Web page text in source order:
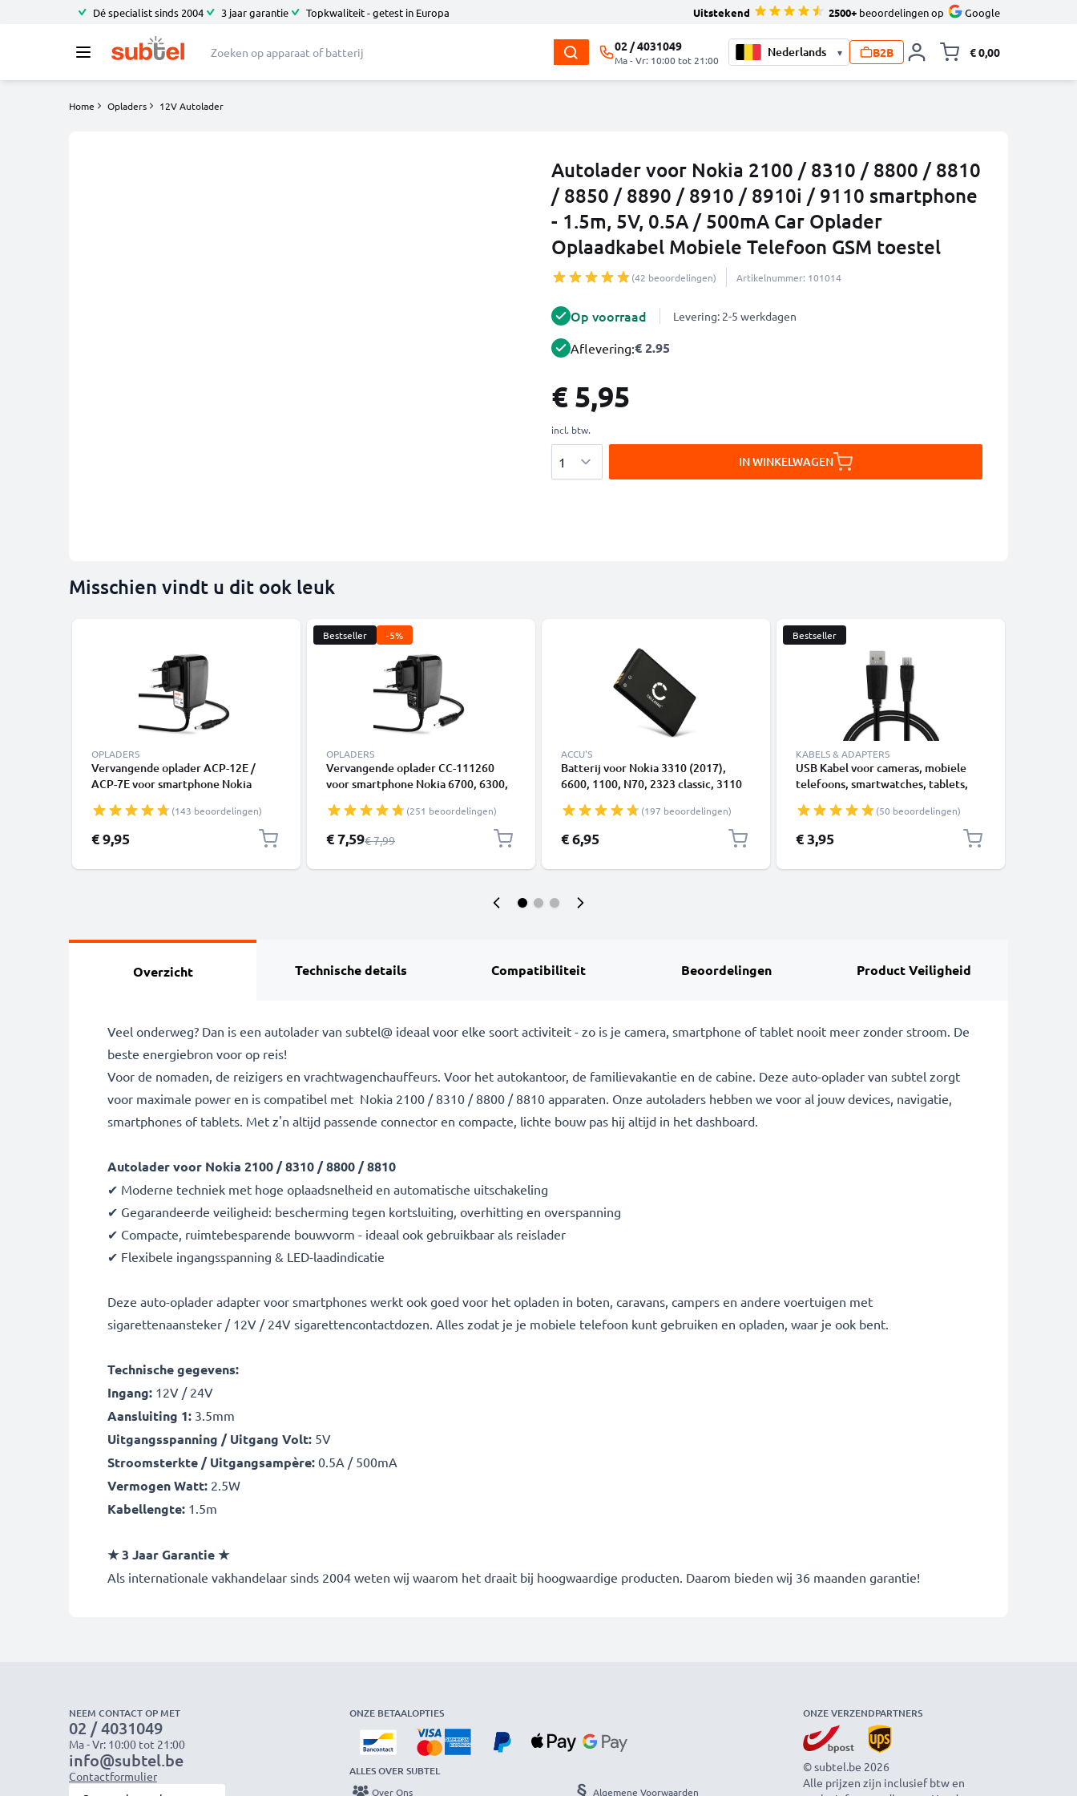
Dé specialist sinds 2004 3 jaar garantie Topkwaliteit - getest in Europa Uitstekend 2500+ beoordelingen op Google
02 / 4031049
Ma - Vr: 10:00 tot 21:00
▾ B2B € 0,00
Home Opladers 12V Autolader
Autolader voor Nokia 2100 / 8310 / 8800 / 8810
/ 8850 / 8890 / 8910 / 8910i / 9110 smartphone
- 1.5m, 5V, 0.5A / 500mA Car Oplader
Oplaadkabel Mobiele Telefoon GSM toestel
(42 beoordelingen) Artikelnummer: 101014
Op voorraad Levering: 2-5 werkdagen
Aflevering:€ 2.95
€ 5,95
incl. btw.
IN WINKELWAGEN
Misschien vindt u dit ook leuk
OPLADERS
Vervangende oplader ACP-12E /
ACP-7E voor smartphone Nokia
6210, 6230, 6310, 6310i, 8210, 8310,
8810, 8850 Camera charger 0.5A /
500mA oplaadstation 1.4m
(143 beoordelingen)
€ 9,95
Bestseller -5%
OPLADERS
Vervangende oplader CC-111260
voor smartphone Nokia 6700, 6300,
3110, E90, E72, E71, N73, N70, N8
Camera charger 0.5A / 500mA
oplaadstation 1.10m
(251 beoordelingen)
Speciale prijs
€ 7,59Normale prijs
€ 7,99
ACCU'S
Batterij voor Nokia 3310 (2017),
6600, 1100, N70, 2323 classic, 3110
7610, BL-5C - 1020mAh 3.7V van
CELLONIC
(197 beoordelingen)
€ 6,95
Bestseller
KABELS & ADAPTERS
USB Kabel voor cameras, mobiele
telefoons, smartwatches, tablets,
Oplaadkabel 1A Laad Snoer PVC
Datakabel zwart
(50 beoordelingen)
€ 3,95
Overzicht Technische details Compatibiliteit Beoordelingen Product Veiligheid
Veel onderweg? Dan is een autolader van subtel@ ideaal voor elke soort activiteit - zo is je camera, smartphone of tablet nooit meer zonder stroom. De
beste energiebron voor op reis!
Voor de nomaden, de reizigers en vrachtwagenchauffeurs. Voor het autokantoor, de familievakantie en de cabine. Deze auto-oplader van subtel zorgt
voor maximale power en is compatibel met Nokia 2100 / 8310 / 8800 / 8810 apparaten. Onze autoladers hebben we voor al jouw devices, navigatie,
smartphones of tablets. Met z'n altijd passende connector en compacte, lichte bouw pas hij altijd in het dashboard.
Autolader voor Nokia 2100 / 8310 / 8800 / 8810
✔ Moderne techniek met hoge oplaadsnelheid en automatische uitschakeling
✔ Gegarandeerde veiligheid: bescherming tegen kortsluiting, overhitting en overspanning
✔ Compacte, ruimtebesparende bouwvorm - ideaal ook gebruikbaar als reislader
✔ Flexibele ingangsspanning & LED-laadindicatie
Deze auto-oplader adapter voor smartphones werkt ook goed voor het opladen in boten, caravans, campers en andere voertuigen met
sigarettenaansteker / 12V / 24V sigarettencontactdozen. Alles zodat je je mobiele telefoon kunt gebruiken en opladen, waar je ook bent.
Technische gegevens:
Ingang: 12V / 24V
Aansluiting 1: 3.5mm
Uitgangsspanning / Uitgang Volt: 5V
Stroomsterkte / Uitgangsampère: 0.5A / 500mA
Vermogen Watt: 2.5W
Kabellengte: 1.5m
★ 3 Jaar Garantie ★
Als internationale vakhandelaar sinds 2004 weten wij waarom het draait bij hoogwaardige producten. Daarom bieden wij 36 maanden garantie!
NEEM CONTACT OP MET
02 / 4031049
Ma - Vr: 10:00 tot 21:00
info@subtel.be
Contactformulier
ONZE BETAALOPTIES
ALLES OVER SUBTEL
Over Ons Algemene Voorwaarden
ONZE VERZENDPARTNERS
© subtel.be 2026
Alle prijzen zijn inclusief btw en